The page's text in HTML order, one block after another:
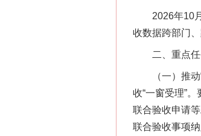
2026年10月
收数据跨部门
二、重点任
（一）推动“
收“一窗受理”
联合验收申请
联合验收事项